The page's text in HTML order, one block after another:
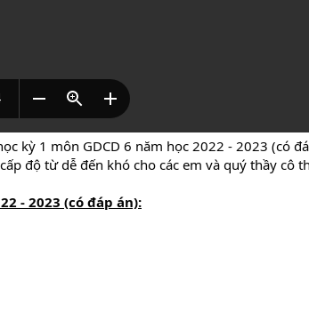
kỳ 1 môn GDCD 6 năm học 2022 - 2023 (có
độ từ dễ đến khó cho các em và quý thầy cô
- 2023 (có đáp án):